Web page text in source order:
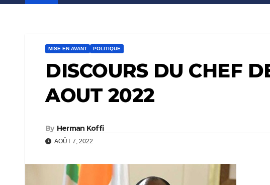
MISE EN AVANT POLITIQUE
DISCOURS DU CHEF
AOUT 2022
By Herman Koffi
AOÛT 7, 2022